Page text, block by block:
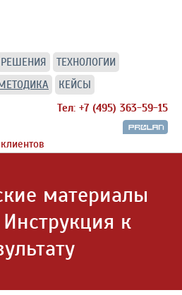
РЕШЕНИЯ
ТЕХНОЛОГИИ
КЕЙСЫ
Тел: +7 (495) 363-59-15
материалы
к